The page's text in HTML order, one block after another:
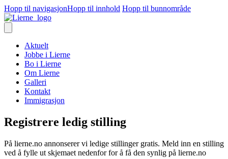
Hopp til navigasjonHopp til innhold Hopp til bunnområde
Aktuelt
Jobbe i Lierne
Bo i Lierne
Om Lierne
Galleri
Kontakt
Immigrasjon
Registrere ledig stilling
På lierne.no annonserer vi ledige stillinger gratis. Meld inn en stilling
ved å fylle ut skjemaet nedenfor for å få den synlig på lierne.no